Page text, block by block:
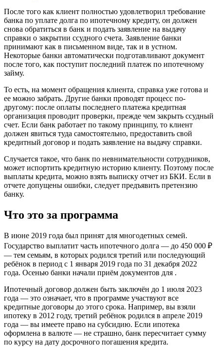
После того как клиент полностью удовлетворил требование
банка по уплате долга по ипотечному кредиту, он должен
снова обратиться в банк и подать заявление на выдачу
справки о закрытии ссудного счета. Заявление банки
принимают как в письменном виде, так и в устном.
Некоторые банки автоматически подготавливают документ
после того, как поступит последний платеж по ипотечному
займу.
То есть, на момент обращения клиента, справка уже готова и
ее можно забрать. Другие банки проводят процесс по-
другому: после оплаты последнего платежа кредитная
организация проводит проверки, прежде чем закрыть ссудный
счет. Если банк работает по такому принципу, то клиент
должен явиться туда самостоятельно, предоставить свой
кредитный договор и подать заявление на выдачу справки.
Случается такое, что банк по невнимательности сотрудников,
может испортить кредитную историю клиенту. Поэтому после
выплаты кредита, можно взять выписку отчет из БКИ. Если в
отчете допущены ошибки, следует предъявить претензию
банку.
Что это за программа
В июне 2019 года был принят для многодетных семей.
Государство выплатит часть ипотечного долга — до 450 000 ₽
— тем семьям, в которых родился третий или последующий
ребёнок в период с 1 января 2019 года по 31 декабря 2022
года. Осенью банки начали приём документов для .
Ипотечный договор должен быть заключён до 1 июля 2023
года — это означает, что в программе участвуют все
кредитные договоры до этого срока. Например, вы взяли
ипотеку в 2012 году, третий ребёнок родился в апреле 2019
года — вы имеете право на субсидию. Если ипотека
оформлена в валюте — не страшно, банк пересчитает сумму
по курсу на дату досрочного погашения кредита.